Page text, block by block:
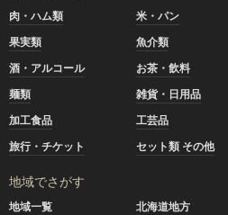
肉・ハム類 米・パン
果実類
魚介類
酒・アルコール
お茶・飲料
麺類
雑貨・日用品
加工食品
工芸品
旅行・チケット
セット類 その他
地域でさがす
地域一覧 北海道地方